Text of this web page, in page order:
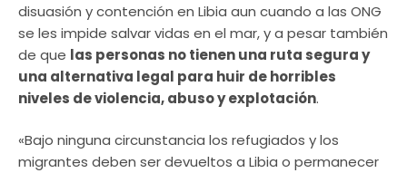
disuasión y contención en Libia aun cuando a las ONG
se les impide salvar vidas en el mar, y a pesar también
de que las personas no tienen una ruta segura y
una alternativa legal para huir de horribles
niveles de violencia, abuso y explotación.
«Bajo ninguna circunstancia los refugiados y los
migrantes deben ser devueltos a Libia o permanecer